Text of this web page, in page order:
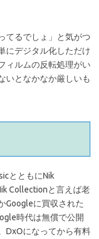
てるでしょ」と気がつ
にデジタル化しただけ
ィルムの反転処理がい
いとなかなか厳しいも
とともにNik
Collectionと言えば老
Googleに買収された
時代は無償で公開
DxOになってから有料